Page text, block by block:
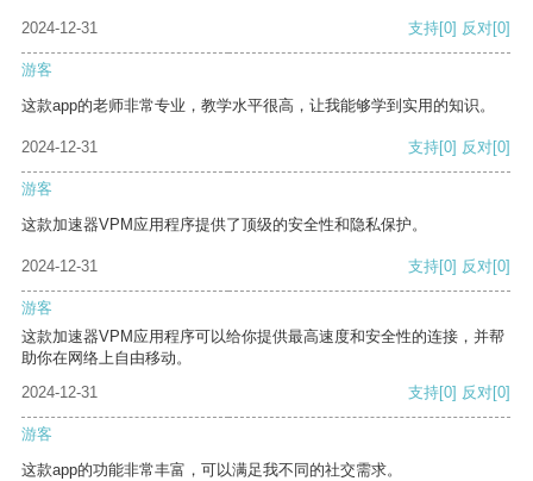
2024-12-31 支持[0] 反对[0]
游客
这款app的老师非常专业，教学水平很高，让我能够学到实用的知识。
2024-12-31 支持[0] 反对[0]
游客
这款加速器VPM应用程序提供了顶级的安全性和隐私保护。
2024-12-31 支持[0] 反对[0]
游客
这款加速器VPM应用程序可以给你提供最高速度和安全性的连接，并帮
助你在网络上自由移动。
2024-12-31
支持[0] 反对[0]
游客
这款app的功能非常丰富，可以满足我不同的社交需求。